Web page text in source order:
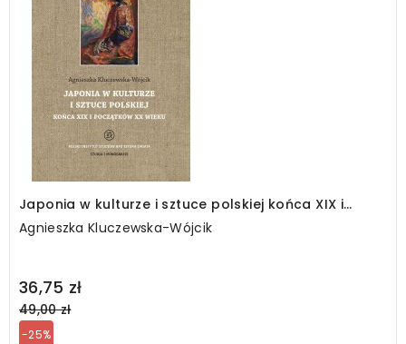
Japonia w kulturze i sztuce polskiej końca XIX i
początków XX wieku
Agnieszka Kluczewska-Wójcik
36,75 zł
Regular
price
49,00 zł
-25%